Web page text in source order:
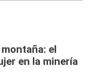
el
en la minería